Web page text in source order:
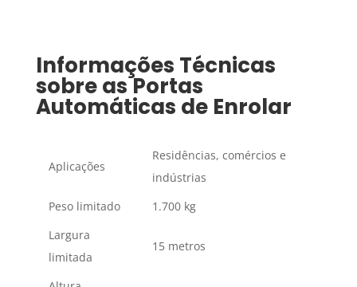
Informações Técnicas
sobre as Portas
Automáticas de Enrolar
Aplicações
Residências, comércios e
indústrias
Peso limitado
1.700 kg
Largura
limitada
15 metros